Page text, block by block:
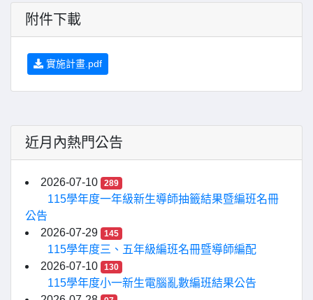
附件下載
實施計畫.pdf
近月內熱門公告
2026-07-10 289
115學年度一年級新生導師抽籤結果暨編班名冊
公告
2026-07-29
145
115學年度三、五年級編班名冊暨導師編配
2026-07-10
130
115學年度小一新生電腦亂數編班結果公告